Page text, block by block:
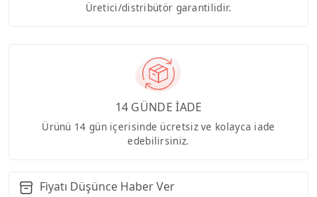
Üretici/distribütör garantilidir.
14 GÜNDE İADE
Ürünü 14 gün içerisinde ücretsiz ve kolayca iade
edebilirsiniz.
Fiyatı Düşünce Haber Ver